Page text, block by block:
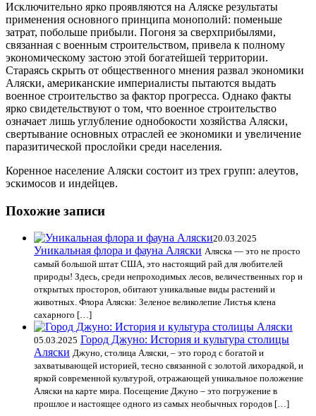
Исключительно ярко проявляются на Аляске результаты
применения основного принципа монополий: поменьше
затрат, побольше прибыли. Погоня за сверхприбылями,
связанная с военным строительством, привела к полному
экономическому застою этой богатейшей территории.
Стараясь скрыть от общественного мнения развал экономики
Аляски, американские империалисты пытаются выдать
военное строительство за фактор прогресса. Однако факты
ярко свидетельствуют о том, что военное строительство
означает лишь углубление однобокости хозяйства Аляски,
свертывание основных отраслей ее экономики и увеличение
паразитической прослойки среди населения.
Коренное население Аляски состоит из трех групп: алеутов,
эскимосов и индейцев.
Похожие записи
20.03.2025
Уникальная флора и фауна Аляски Аляска — это не просто
самый большой штат США, это настоящий рай для любителей
природы! Здесь, среди непроходимых лесов, величественных гор и
открытых просторов, обитают уникальные виды растений и
животных. Флора Аляски: Зеленое великолепие Листья клена
сахарного […]
05.03.2025 Город Джуно: История и культура столицы
Аляски Джуно, столица Аляски, – это город с богатой и
захватывающей историей, тесно связанной с золотой лихорадкой, и
яркой современной культурой, отражающей уникальное положение
Аляски на карте мира. Посещение Джуно – это погружение в
прошлое и настоящее одного из самых необычных городов […]